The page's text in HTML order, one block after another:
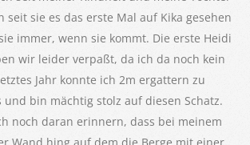
seit sie es das erste Mal auf Kika gesehen
immer, wenn sie kommt. Die erste Heidi
wir leider verpaßt, da ich da noch kein
Jahr konnte ich 2m ergattern zu
und bin mächtig stolz auf diesen Schatz.
noch daran erinnern, dass bei meinem